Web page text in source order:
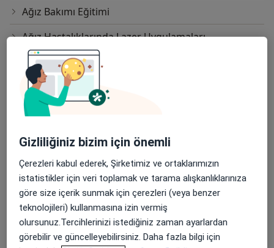
Ağız Bakımı Eğitimi
Ağız Hastalıklarında Lazer Uygulamaları
Ağız Koruyucusu
Bilgisayar Destekli Diş Tasarımı
Bonding
Botoks
Bruksizm Tedavisi
Cep Derinliği Azaltma
Cerrahi İmplant
CGF (Concentrated Growth Factor) Uygulaması
Gizliliğiniz bizim için önemli
Çerezleri kabul ederek, Şirketimiz ve ortaklarımızın
istatistikler için veri toplamak ve tarama alışkanlıklarınıza
göre size içerik sunmak için çerezleri (veya benzer
teknolojileri) kullanmasına izin vermiş
olursunuz.Tercihlerinizi istediğiniz zaman ayarlardan
görebilir ve güncelleyebilirsiniz. Daha fazla bilgi için